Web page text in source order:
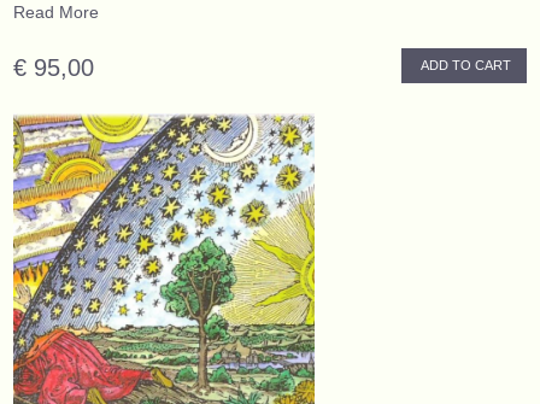
Read More
€ 95,00 ADD TO CART